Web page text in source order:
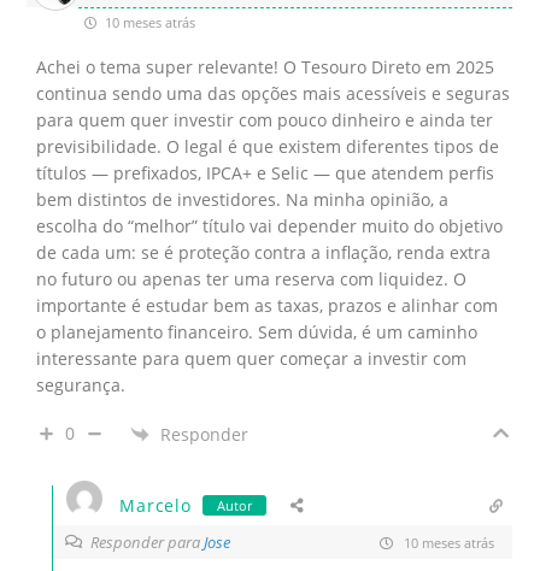
10 meses atrás
Achei o tema super relevante! O Tesouro Direto em 2025
continua sendo uma das opções mais acessíveis e seguras
para quem quer investir com pouco dinheiro e ainda ter
previsibilidade. O legal é que existem diferentes tipos de
títulos — prefixados, IPCA+ e Selic — que atendem perfis
bem distintos de investidores. Na minha opinião, a
escolha do “melhor” título vai depender muito do objetivo
de cada um: se é proteção contra a inflação, renda extra
no futuro ou apenas ter uma reserva com liquidez. O
importante é estudar bem as taxas, prazos e alinhar com
o planejamento financeiro. Sem dúvida, é um caminho
interessante para quem quer começar a investir com
segurança.
0 Responder
Marcelo Autor
Responder paraJose 10 meses atrás